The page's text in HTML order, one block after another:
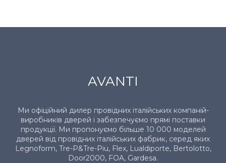
AVANTI
Ми офіційний дилер провідних італійських компаній-
виробників дверей і забезпечуємо прямі поставки
продукції. Ми пропонуємо більше 10 000 моделей
дверей від провідних італійських фабрик, серед яких
Legnoform, Tre-P&Tre-Piu, Flex, Lualdiporte, Bertolotto,
Door2000, FOA, Gardesa.